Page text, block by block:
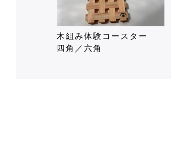
木組み体験コースター
四角／六角